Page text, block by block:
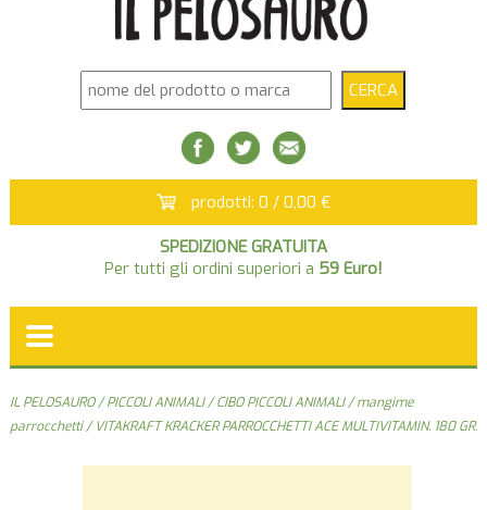
prodotti: 0 / 0,00 €
SPEDIZIONE GRATUITA
Per tutti gli ordini superiori a 59 Euro!
IL PELOSAURO/PICCOLI ANIMALI/CIBO PICCOLI ANIMALI/mangime
parrocchetti/ VITAKRAFT KRACKER PARROCCHETTI ACE MULTIVITAMIN. 180 GR.